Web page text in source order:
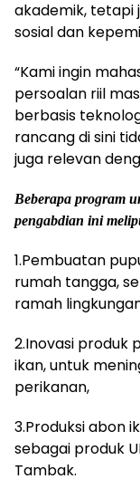
akademik, tetapi
sosial dan
“Kami ingin
persoalan riil
berbasis
rancang di sini
juga relevan
Beberapa program
pengabdian ini
1.Pembuatan
rumah tangga,
ramah
2.Inovasi produk
ikan, untuk
perikanan,
3.Produksi abon
sebagai produk
Tambak.